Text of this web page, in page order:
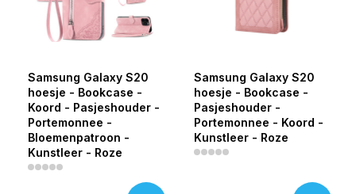
Samsung Galaxy S20
hoesje - Bookcase -
Koord - Pasjeshouder -
Portemonnee -
Bloemenpatroon -
Kunstleer - Roze
Samsung Galaxy S20
hoesje - Bookcase -
Pasjeshouder -
Portemonnee - Koord -
Kunstleer - Roze